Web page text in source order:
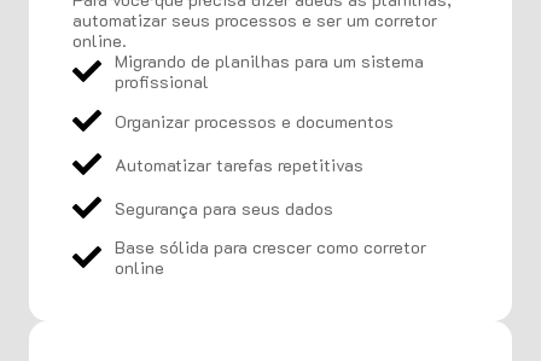
automatizar seus processos e ser um corretor
online.
Migrando de planilhas para um sistema
profissional
Organizar processos e documentos
Automatizar tarefas repetitivas
Segurança para seus dados
Base sólida para crescer como corretor
online